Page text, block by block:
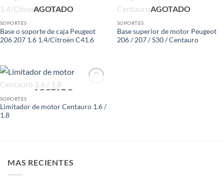
AGOTADO
SOPORTES
Base o soporte de caja Peugeot
206 207 1.6 1.4/Citroën C41.6
AGOTADO
SOPORTES
Base superior de motor Peugeot
206 / 207 / S30 / Centauro
AGOTADO
SOPORTES
Limitador de motor Centauro 1.6 /
1.8
MAS RECIENTES